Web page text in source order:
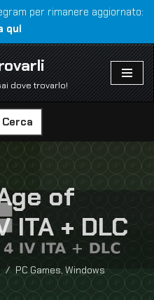
per rimanere aggiornato:
qui
dove trovarlo!
Cerca
of
ITA + DLC
PC Games, Windows